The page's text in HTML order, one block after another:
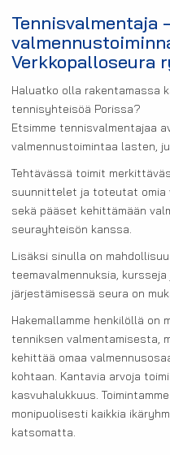
Tennisvalmentaja
Verkkopalloseura
Haluatko olla rakentamassa
tennisyhteisöä Porissa?
Etsimme tennisvalmentajaa
valmennustoimintaa lasten,
Tehtävässä toimit
suunnittelet ja toteutat omia
sekä pääset kehittämään
seurayhteisön kanssa.
Lisäksi sinulla on
teemavalmennuksia,
järjestämisessä seura on
Hakemallamme henkilöllä on
tenniksen valmentamisesta,
kehittää omaa
kohtaan. Kantavia arvoja
kasvuhalukkuus.
monipuolisesti kaikkia
katsomatta.